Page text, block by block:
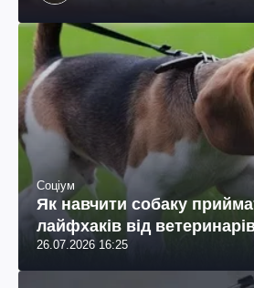
Соціум
Як навчити собаку
лайфхаків від
26.07.2026 16:25